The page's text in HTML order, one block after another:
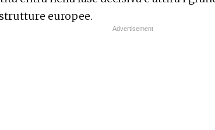
europee.